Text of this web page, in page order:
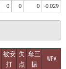
0 0 0 -0.029
被安
打
失
点
奪三
振
WPA